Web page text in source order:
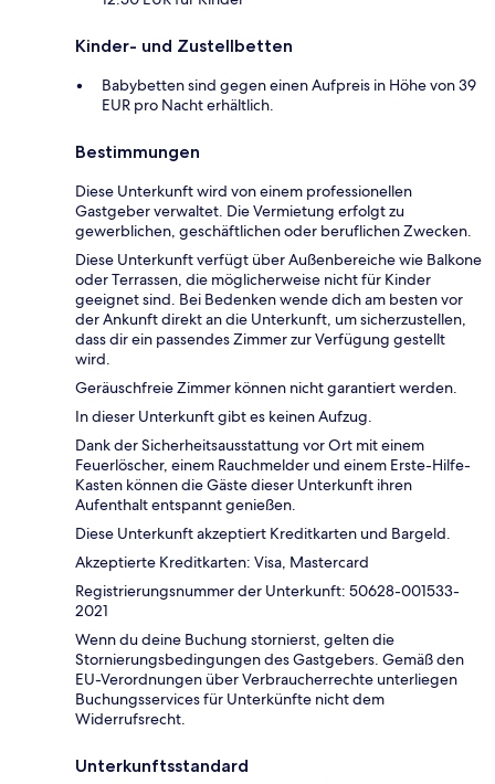
Kinder- und Zustellbetten
Babybetten sind gegen einen Aufpreis in Höhe von 39
EUR pro Nacht erhältlich.
Bestimmungen
Diese Unterkunft wird von einem professionellen
Gastgeber verwaltet. Die Vermietung erfolgt zu
gewerblichen, geschäftlichen oder beruflichen Zwecken.
Diese Unterkunft verfügt über Außenbereiche wie Balkone
oder Terrassen, die möglicherweise nicht für Kinder
geeignet sind. Bei Bedenken wende dich am besten vor
der Ankunft direkt an die Unterkunft, um sicherzustellen,
dass dir ein passendes Zimmer zur Verfügung gestellt
wird.
Geräuschfreie Zimmer können nicht garantiert werden.
In dieser Unterkunft gibt es keinen Aufzug.
Dank der Sicherheitsausstattung vor Ort mit einem
Feuerlöscher, einem Rauchmelder und einem Erste-Hilfe-
Kasten können die Gäste dieser Unterkunft ihren
Aufenthalt entspannt genießen.
Diese Unterkunft akzeptiert Kreditkarten und Bargeld.
Akzeptierte Kreditkarten: Visa, Mastercard
Registrierungsnummer der Unterkunft: 50628-001533-
2021
Wenn du deine Buchung stornierst, gelten die
Stornierungsbedingungen des Gastgebers. Gemäß den
EU-Verordnungen über Verbraucherrechte unterliegen
Buchungsservices für Unterkünfte nicht dem
Widerrufsrecht.
Unterkunftsstandard